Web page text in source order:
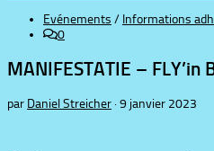
Evénements / Informations
0
MANIFESTATIE – FLY’in
par Daniel Streicher ·9 janvier 2023